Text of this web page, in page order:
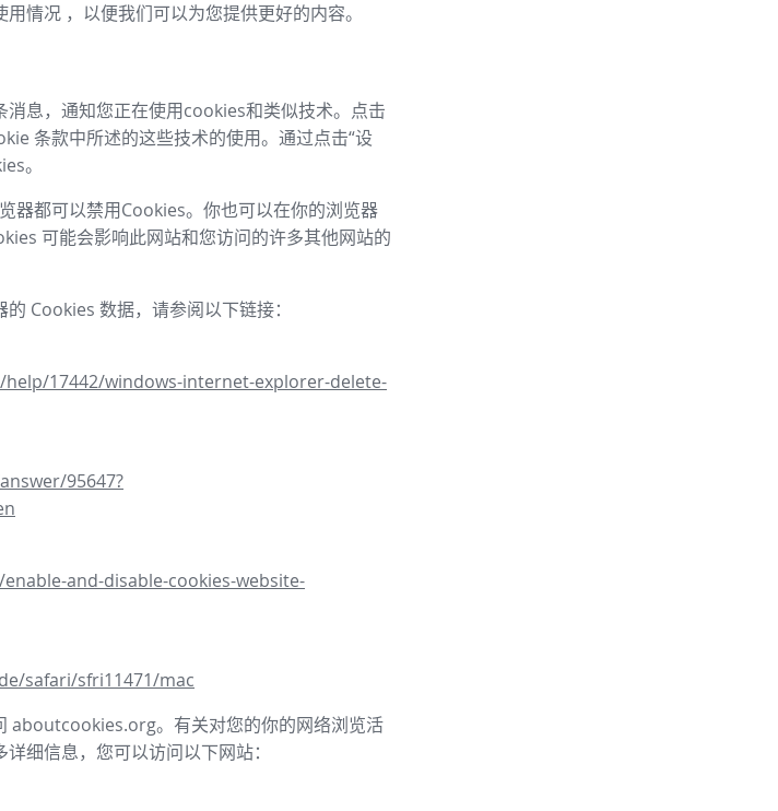
情况 ，以便我们可以为您提供更好的内容。
息，通知您正在使用cookies和类似技术。点击
条款中所述的这些技术的使用。通过点击“设
。
器都可以禁用Cookies。你也可以在你的浏览器
可能会影响此网站和您访问的许多其他网站的
Cookies 数据，请参阅以下链接：
17442/windows-internet-explorer-delete-
95647?
and-disable-cookies-website-
safari/sfri11471/mac
aboutcookies.org。有关对您的你的网络浏览活
细信息，您可以访问以下网站：